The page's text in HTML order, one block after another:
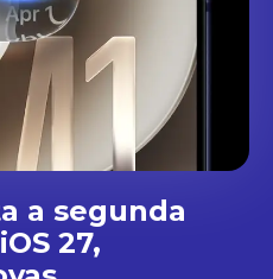
a segunda
27,